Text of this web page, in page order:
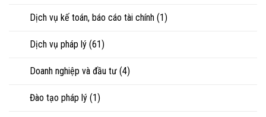
chấp
Dịch vụ kế toán, báo cáo tài chính (1)
Dịch vụ pháp lý (61)
Doanh nghiệp và đầu tư (4)
Đào tạo pháp lý (1)